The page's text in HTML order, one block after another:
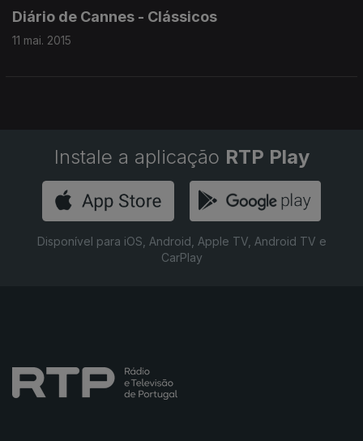
Diário de Cannes - Clássicos
11 mai. 2015
Instale a aplicação RTP Play
Disponível para iOS, Android, Apple TV, Android TV e
CarPlay